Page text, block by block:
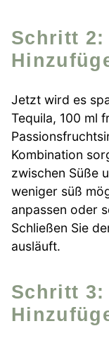
Schritt 2: Zutaten
Jetzt wird es
Tequila, 100 ml
Kombination
zwischen Süße
weniger süß
anpassen oder
Schließen Sie
ausläuft.
Schritt 3: Eiswürfel